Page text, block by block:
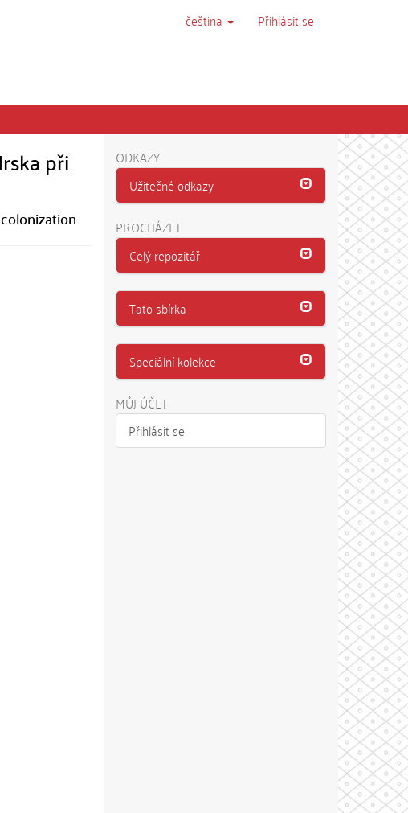
čeština Přihlásit se
při
ODKAZY
Užitečné odkazy
PROCHÁZET
Celý repozitář
Tato sbírka
Speciální kolekce
MŮJ ÚČET
Přihlásit se